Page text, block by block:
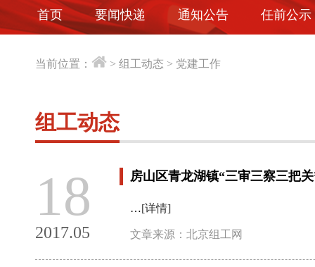
首页 要闻快递 通知公告 任前公示
当前位置： > 组工动态 > 党建工作
组工动态
18
2017.05
房山区青龙湖镇“三审三察三把
…[详情]
文章来源：北京组工网